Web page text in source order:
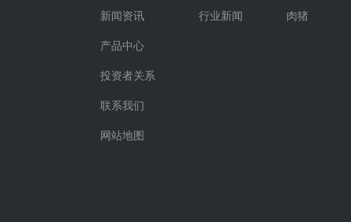
新闻资讯
产品中心
投资者关系
联系我们
网站地图
行业新闻 肉猪